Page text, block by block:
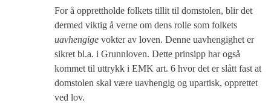
For å opprettholde folkets tillit til domstolen, blir det
dermed viktig å verne om dens rolle som folkets
uavhengige vokter av loven. Denne uavhengighet er
sikret bl.a. i Grunnloven. Dette prinsipp har også
kommet til uttrykk i EMK art. 6 hvor det er slått fast at
domstolen skal være uavhengig og upartisk, opprettet
ved lov.